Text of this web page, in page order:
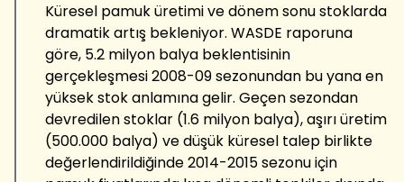
Küresel pamuk üretimi ve dönem sonu stoklarda
dramatik artış bekleniyor. WASDE raporuna
göre, 5.2 milyon balya beklentisinin
gerçekleşmesi 2008-09 sezonundan bu yana en
yüksek stok anlamına gelir. Geçen sezondan
devredilen stoklar (1.6 milyon balya), aşırı üretim
(500.000 balya) ve düşük küresel talep birlikte
değerlendirildiğinde 2014-2015 sezonu için